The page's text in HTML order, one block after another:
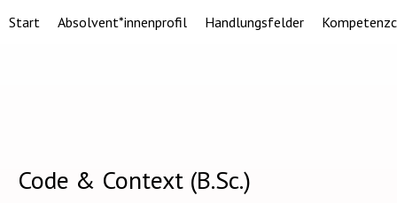
Start Absolvent*innenprofil Handlungsfelder
Code & Context (B.Sc.)